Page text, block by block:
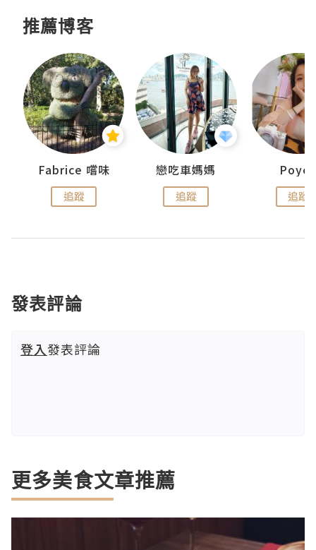
推薦博客
Fabrice 嚐味
追蹤
戀吃車媽媽
追蹤 追蹤
發表評論
登入發表評論
更多美食文章推薦